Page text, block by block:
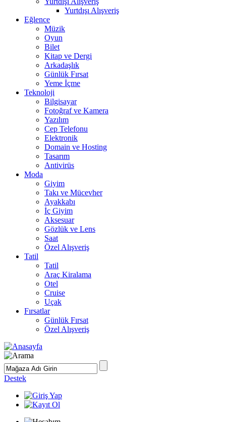
Yurtdışı Alışveriş
Eğlence
Müzik
Oyun
Bilet
Kitap ve Dergi
Arkadaşlık
Günlük Fırsat
Yeme İçme
Teknoloji
Bilgisayar
Fotoğraf ve Kamera
Yazılım
Cep Telefonu
Elektronik
Domain ve Hosting
Tasarım
Antivirüs
Moda
Giyim
Takı ve Mücevher
Ayakkabı
İç Giyim
Aksesuar
Gözlük ve Lens
Saat
Özel Alışveriş
Tatil
Tatil
Araç Kiralama
Otel
Cruise
Uçak
Fırsatlar
Günlük Fırsat
Özel Alışveriş
Destek